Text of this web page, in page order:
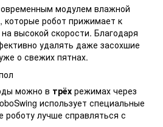
модулем влажной
которые робот прижимает к
высокой скорости. Благодаря
удалять даже засохшие
о свежих пятнах.
можно в трёх режимах через
использует специальные
лучше справляться с